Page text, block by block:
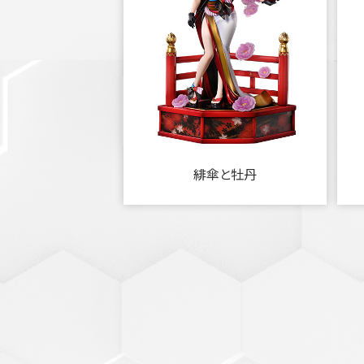
緋傘と牡丹